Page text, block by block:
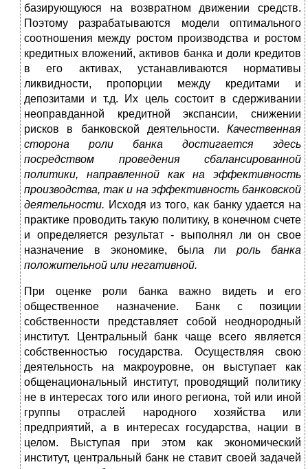
базирующуюся на возвратном движении средств.
Поэтому разрабатываются модели оптимального
соотношения между ростом производства и ростом
кредитных вложений, активов банка и доли кредитов
в его активах, устанавливаются нормативы
ликвидности, пропорции между кредитами и
депозитами и т.д. Их цель состоит в сдерживании
неоправданной кредитной экспансии, снижении
рисков в банковской деятельности. Качественная
сторона роли банка достигается здесь
посредством проведения сбалансированной
политики, направленной как на эффективность
производства, так и на эффективность банковской
деятельности. Исходя из того, как банку удается на
практике проводить такую политику, в конечном счете
и определяется результат - выполнял ли он свое
назначение в экономике, была лироль банка
положительной или негативной.
При оценке роли банка важно видеть и его
общественное назначение. Банк с позиции
собственности представляет собой неоднородный
институт. Центральный банк чаще всего является
собственностью государства. Осуществляя свою
деятельность на макроуровне, он выступает как
общенациональный институт, проводящий политику
не в интересах того или иного региона, той или иной
группы отраслей народного хозяйства или
предприятий, а в интересах государства, нации в
целом. Выступая при этом как экономический
институт, центральный банк не ставит своей задачей